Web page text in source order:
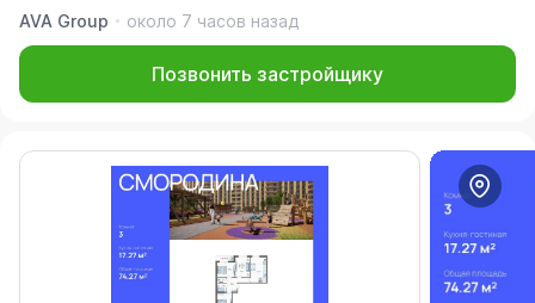
AVA Group
около 7 часов назад
Позвонить застройщику